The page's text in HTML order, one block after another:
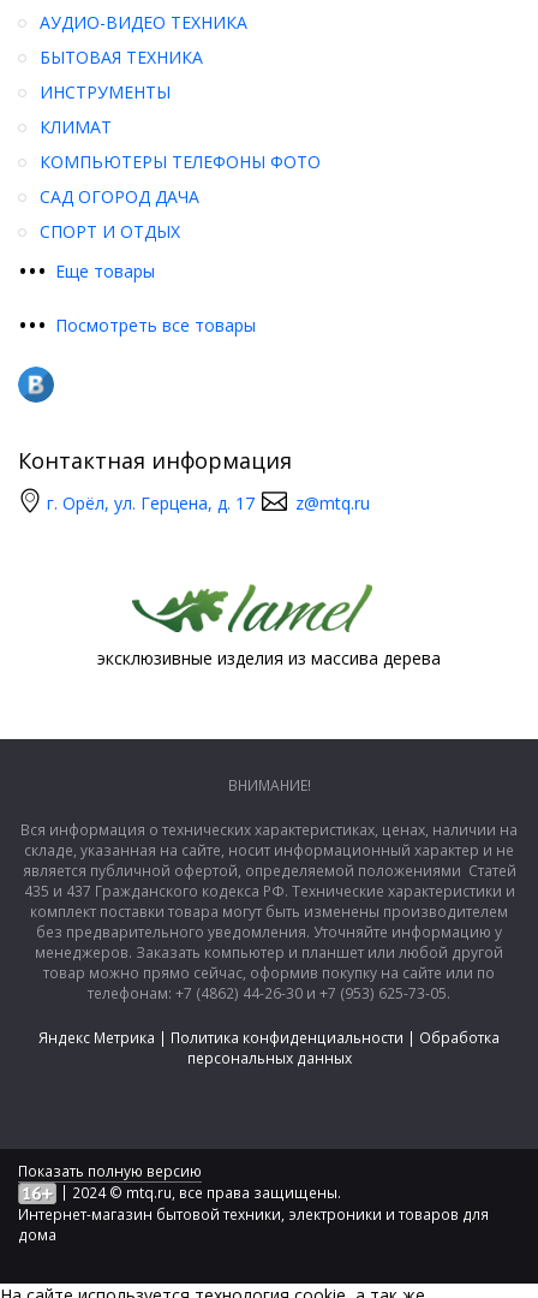
••• Еще товары
АУДИО-ВИДЕО ТЕХНИКА
БЫТОВАЯ ТЕХНИКА
ИНСТРУМЕНТЫ
КЛИМАТ
КОМПЬЮТЕРЫ ТЕЛЕФОНЫ ФОТО
САД ОГОРОД ДАЧА
СПОРТ И ОТДЫХ
••• Посмотреть все товары
Контактная информация
г. Орёл, ул. Герцена, д. 17 z@mtq.ru
эксклюзивные изделия из массива дерева
ВНИМАНИЕ!
Вся информация о технических характеристиках, ценах, наличии на
складе, указанная на сайте, носит информационный характер и не
является публичной офертой, определяемой положениями Статей
435 и 437 Гражданского кодекса РФ. Технические характеристики и
комплект поставки товара могут быть изменены производителем
без предварительного уведомления. Уточняйте информацию у
менеджеров. Заказать компьютер и планшет или любой другой
товар можно прямо сейчас, оформив покупку на сайте или по
телефонам: +7 (4862) 44-26-30 и +7 (953) 625-73-05.
Яндекс Метрика | Политика конфиденциальности | Обработка
персональных данных
Показать полную версию
| 2024 © mtq.ru, все права защищены.
Интернет-магазин бытовой техники, электроники и товаров для
дома